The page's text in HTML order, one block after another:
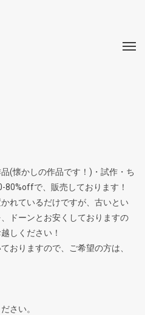
(懐かしの作品です！)・試作・ち
80%offで、販売しております！
れているだけですが、古いとい
ドーンとお安くしておりますの
しください！
おりますので、ご希望の方は、
さい。